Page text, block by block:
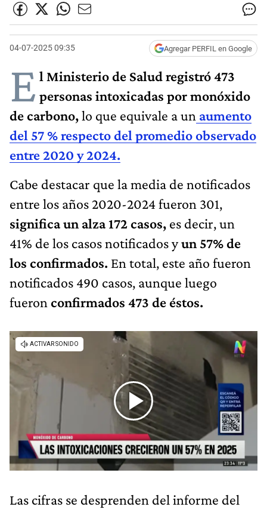
04-07-2025 09:35 Agregar PERFIL en Google
E l Ministerio de Salud registró 473
personas intoxicadas por monóxido
de carbono,lo que equivale a un aumento
del 57 % respecto del promedio observado
entre 2020 y 2024.
Cabe destacar que la media de notificados
entre los años 2020-2024 fueron 301,
significa un alza 172 casos, es decir, un
41% de los casos notificados yun 57% de
los confirmados. En total, este año fueron
notificados 490 casos, aunque luego
fueron confirmados 473 de éstos.
Las cifras se desprenden del informe del